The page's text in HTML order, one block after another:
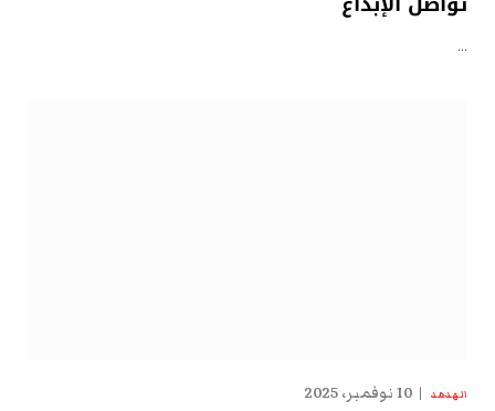
…
الهدهد 10 نوفمبر، 2025